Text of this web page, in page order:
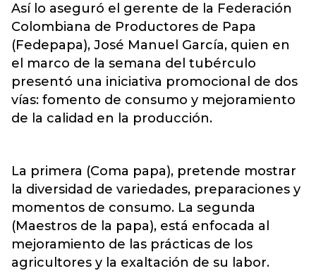
Así lo aseguró el gerente de la Federación
Colombiana de Productores de Papa
(Fedepapa), José Manuel García, quien en
el marco de la semana del tubérculo
presentó una iniciativa promocional de dos
vías: fomento de consumo y mejoramiento
de la calidad en la producción.
La primera (Coma papa), pretende mostrar
la diversidad de variedades, preparaciones y
momentos de consumo. La segunda
(Maestros de la papa), está enfocada al
mejoramiento de las prácticas de los
agricultores y la exaltación de su labor.